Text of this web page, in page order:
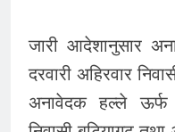
जारी आदेशानुसार
दरवारी अहिरवार
अनावेदक हल्ले ऊर्फ